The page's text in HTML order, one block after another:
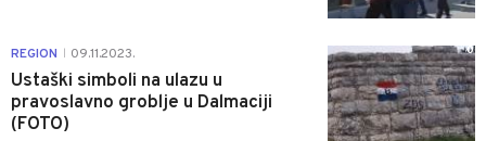
REGION 09.11.2023.
Ustaški simboli na ulazu u
pravoslavno groblje u Dalmaciji
(FOTO)
0